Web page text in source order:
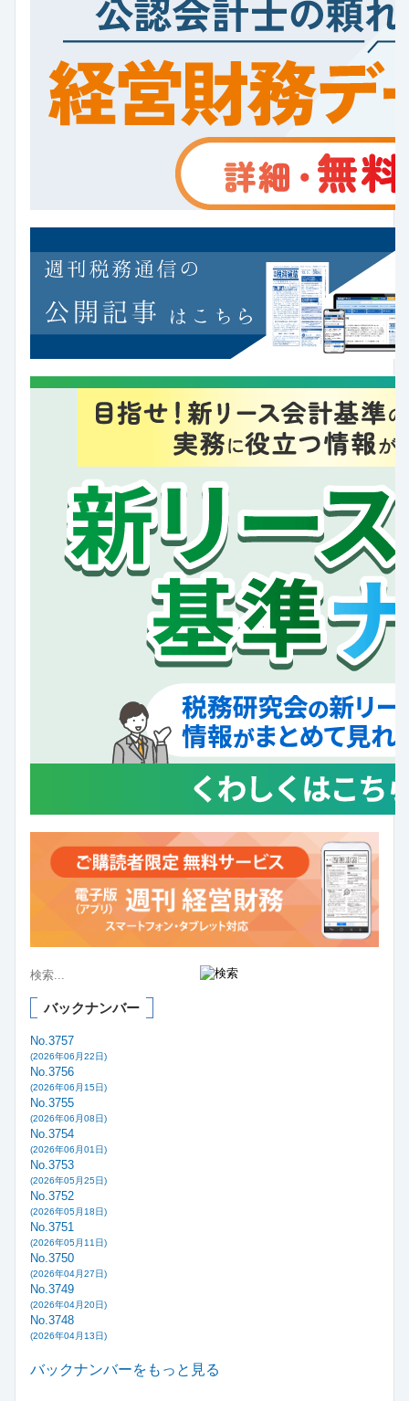
バックナンバー
No.3757
(2026年06月22日)
No.3756
(2026年06月15日)
No.3755
(2026年06月08日)
No.3754
(2026年06月01日)
No.3753
(2026年05月25日)
No.3752
(2026年05月18日)
No.3751
(2026年05月11日)
No.3750
(2026年04月27日)
No.3749
(2026年04月20日)
No.3748
(2026年04月13日)
バックナンバーをもっと見る